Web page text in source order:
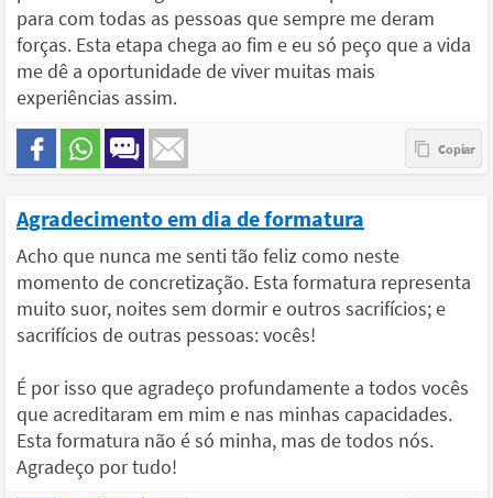
para com todas as pessoas que sempre me deram
forças. Esta etapa chega ao fim e eu só peço que a vida
me dê a oportunidade de viver muitas mais
experiências assim.
Agradecimento em dia de formatura
Acho que nunca me senti tão feliz como neste
momento de concretização. Esta formatura representa
muito suor, noites sem dormir e outros sacrifícios; e
sacrifícios de outras pessoas: vocês!
É por isso que agradeço profundamente a todos vocês
que acreditaram em mim e nas minhas capacidades.
Esta formatura não é só minha, mas de todos nós.
Agradeço por tudo!